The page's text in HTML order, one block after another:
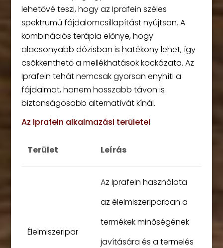
lehetővé teszi, hogy az Iprafein széles
spektrumú fájdalomcsillapítást nyújtson. A
kombinációs terápia előnye, hogy
alacsonyabb dózisban is hatékony lehet, így
csökkenthető a mellékhatások kockázata. Az
Iprafein tehát nemcsak gyorsan enyhíti a
fájdalmat, hanem hosszabb távon is
biztonságosabb alternatívát kínál.
Az Iprafein alkalmazási területei
Terület Leírás
Élelmiszeripar
Az Iprafein használata
az élelmiszeriparban a
termékek minőségének
javítására és a termelés